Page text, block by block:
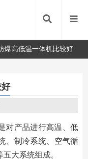
爆高低温一体机比较好
对产品进行高温、低
、制冷系统、空气循
大系统组成。